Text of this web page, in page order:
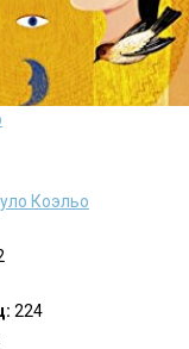
Коэльо
224